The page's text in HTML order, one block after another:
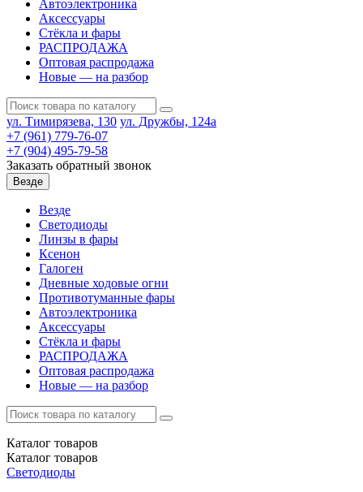
Автоэлектроника
Аксессуары
Стёкла и фары
РАСПРОДАЖА
Оптовая распродажа
Новые — на разбор
ул. Тимирязева, 130 ул. Дружбы, 124а
+7 (961) 779-76-07
+7 (904) 495-79-58
Заказать обратный звонок
Везде
Везде
Светодиоды
Линзы в фары
Ксенон
Галоген
Дневные ходовые огни
Противотуманные фары
Автоэлектроника
Аксессуары
Стёкла и фары
РАСПРОДАЖА
Оптовая распродажа
Новые — на разбор
Каталог товаров
Каталог товаров
Светодиоды